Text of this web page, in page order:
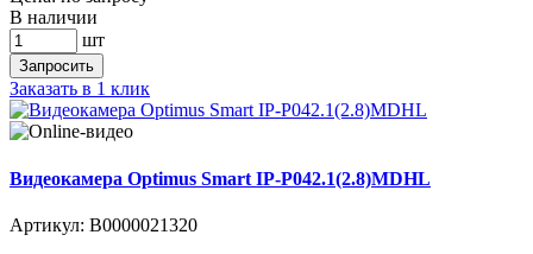
В наличии
шт
Запросить
Заказать в 1 клик
Видеокамера Optimus Smart IP-P042.1(2.8)MDHL
Артикул: В0000021320